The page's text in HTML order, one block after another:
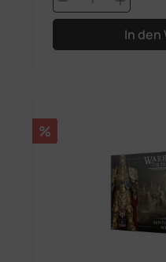
In den
Rabatt
%